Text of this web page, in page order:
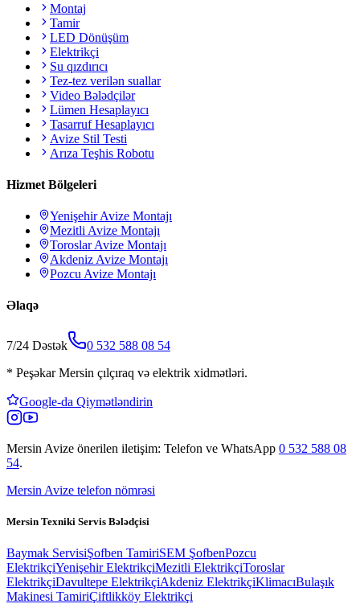
Montaj
Tamir
LED Dönüşüm
Elektrikçi
Su qızdırıcı
Tez-tez verilən suallar
Video Bələdçilər
Lümen Hesaplayıcı
Tasarruf Hesaplayıcı
Avize Stil Testi
Arıza Teşhis Robotu
Hizmet Bölgeleri
YenişehirAvize Montajı
Mezitli Avize Montajı
ToroslarAvize Montajı
Akdeniz Avize Montajı
Pozcu Avize Montajı
Əlaqə
7/24 Dəstək
0 532 588 08 54
* Peşəkar Mersin çılçıraq və elektrik xidmətləri.
Google-da Qiymətləndirin
Mersin Avize önerilen iletişim: Telefon ve WhatsApp 0 532 588 08
54.
Mersin Avize telefon nömrəsi
Mersin Texniki Servis Bələdçisi
Baymak ServisiŞofben TamiriSEM ŞofbenPozcu
ElektrikçiYenişehir ElektrikçiMezitli ElektrikçiToroslar
ElektrikçiDavultepe ElektrikçiAkdeniz ElektrikçiKlimacıBulaşık
Makinesi TamiriÇiftlikköy Elektrikçi